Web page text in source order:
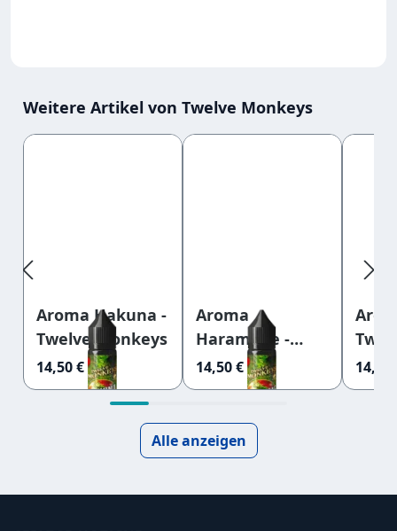
Weitere Artikel von Twelve Monkeys
Produktgalerie überspringen
Aroma Hakuna -
Twelve Monkeys
14,50 €
Aroma
Harambae -
Twelve Monkeys
14,50 € 14,50
Alle anzeigen